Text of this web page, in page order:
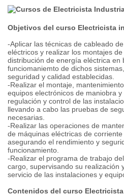
Objetivos del curso Electricista
-Aplicar las técnicas de cableado
eléctricos y realizar los montajes
distribución de energía eléctrica en
funciomaniemto de dichos
seguridad y calidad establecidas.
-Realizar el montaje,
equipos electrónicos de maniobra
regulación y control de las
llevando a cabo las pruebas de
necesarias.
-Realizar las operaciones de
de máquinas eléctricas de
asegurando el rendimiento y
funcionamiento.
-Realizar el programa de trabajo
cargo, supervisando su realización
servicio de las instalaciones y
Contenidos del curso